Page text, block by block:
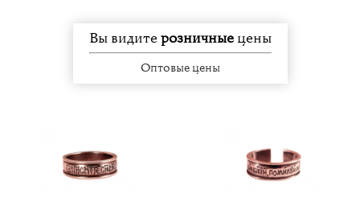
Вы видитерозничныецены
Оптовые цены